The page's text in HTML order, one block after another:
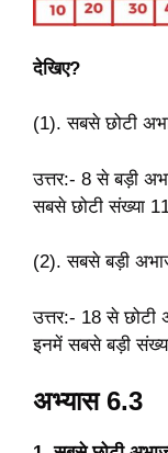
देखिए?
(1). सबसे छोटी
उत्तर:- 8 से बड़ी
सबसे छोटी संख्या
(2). सबसे बड़ी
उत्तर:- 18 से
इनमें सबसे बड़ी
अभ्यास 6.3